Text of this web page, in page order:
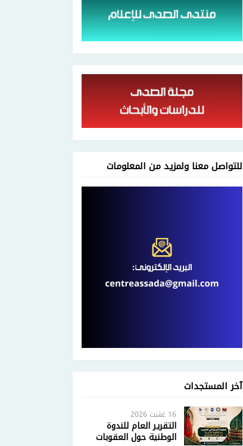
للتواصل معنا ولمزيد من المعلومات
آخر المستجدات
16 غشت 2026
التقرير العام للندوة
الوطنية حول العقوبات